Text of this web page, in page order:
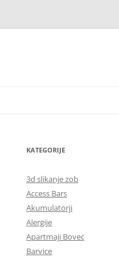
KATEGORIJE
3d slikanje zob
Access Bars
Akumulatorji
Alergije
Apartmaji Bovec
Barvice